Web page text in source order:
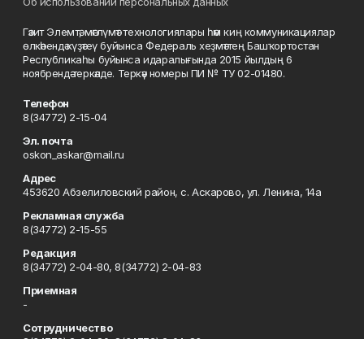
Гәзит Элемтә, мәғлүмәт технологиялары һәм киң коммуникациялар
өлкәһендә күҙәтеү буйынса Федераль хеҙмәттең Башҡортостан
Республикаһы буйынса идаралығында 2015 йылдың 6
ноябрендә теркәлде. Теркәү номеры ПИ № ТУ 02-01480.
Телефон
8(34772) 2-15-04
Эл. почта
oskon_askar@mail.ru
Адрес
453620 Абзелиловский район, с. Аскарово, ул. Ленина, 14а
Рекламная служба
8(34772) 2-15-55
Редакция
8(34772) 2-04-80, 8(34772) 2-04-83
Приемная
-
Сотрудничество